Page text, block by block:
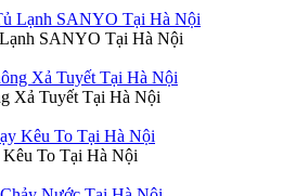
SANYO Tại Hà Nội
Xả Tuyết Tại Hà Nội
Kêu To Tại Hà Nội